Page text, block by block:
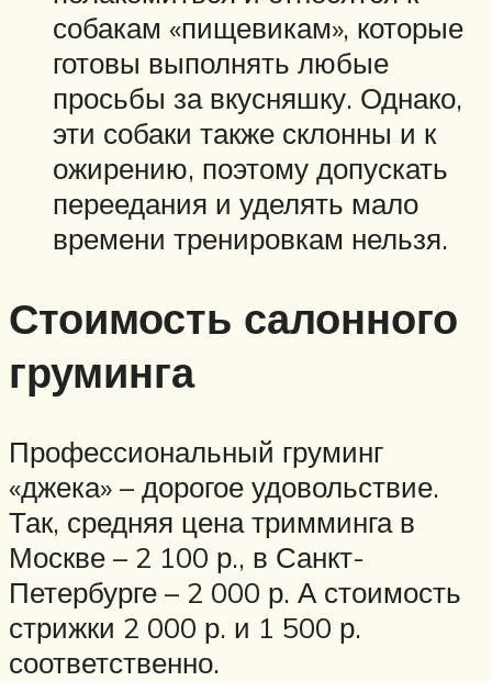
собакам «пищевикам», которые
готовы выполнять любые
просьбы за вкусняшку. Однако,
эти собаки также склонны и к
ожирению, поэтому допускать
переедания и уделять мало
времени тренировкам нельзя.
Стоимость салонного
груминга
Профессиональный груминг
«джека» – дорогое удовольствие.
Так, средняя цена тримминга в
Москве – 2 100 р., в Санкт-
Петербурге – 2 000 р. А стоимость
стрижки 2 000 р. и 1 500 р.
соответственно.